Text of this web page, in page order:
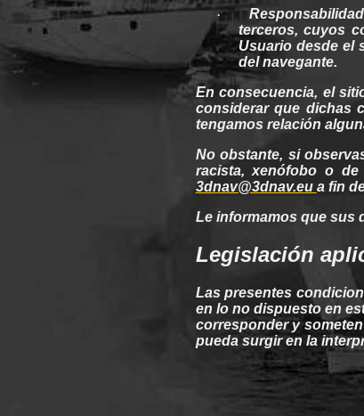
· Responsabilidad
terceros,cuyos
Usuario desde el
del navegante.
En consecuencia, el
considerar que dichas
tengamos relación
No obstante, si
racista, xenófobo o
3dnav@3dnav.eu a fin
Le informamos que sus
Legislación
Las presentes
en lo no dispuestoen
corresponder y
pueda surgiren la